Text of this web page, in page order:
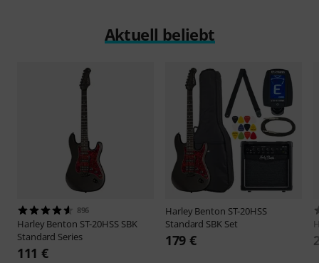
Aktuell beliebt
896
Harley Benton ST-20HSS SBK
Standard Series
111 €
Harley Benton ST-20HSS
Standard SBK Set
179 €